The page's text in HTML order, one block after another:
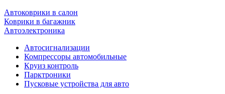
Автоковрики в салон
Коврики в багажник
Автоэлектроника
Автосигнализации
Компрессоры автомобильные
Круиз контроль
Парктроники
Пусковые устройства для авто